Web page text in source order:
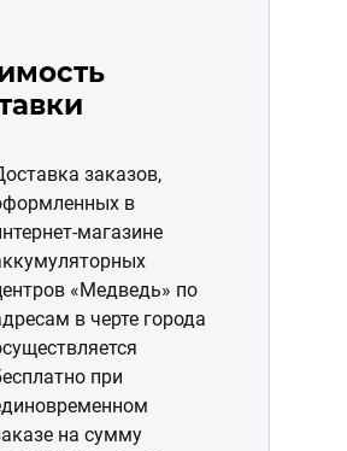
заказов,
в
магазине
«Медведь» по
в черте города
при
на сумму